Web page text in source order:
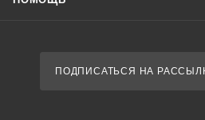
ПОДПИСАТЬСЯ НА